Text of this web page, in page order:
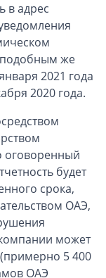
в адрес
подобным же
2021 года
2020 года.
оговоренный
будет
срока,
ОАЭ,
может
5 400
ОАЭ